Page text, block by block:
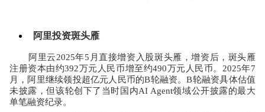
阿里投资斑头雁
阿里云2025年5 月直接增资入股斑头雁，增资后，斑头雁
注册资本由约392万元人民币增至约490万元人民币。 2025年7
月，阿里继续领投超亿元人民币的B轮融资。B轮融资具体估值
未披露，但该轮创下了当时国内AI Agent领域公开披露的最大
单笔融资纪录。